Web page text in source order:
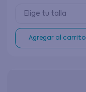
Elige tu talla
Agregar al carrito